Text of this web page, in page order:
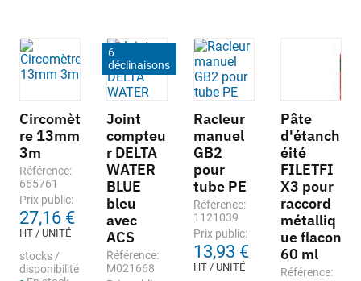
Circomèt
re 13mm
3m
Référence:
665761
Prix public:
27,16 €
HT / UNITÉ
stocks /
disponibilité
6
déclinaisons
Joint
compteu
r DELTA
WATER
BLUE
bleu
avec
ACS
Référence:
M021668
Racleur
manuel
GB2
pour
tube PE
Référence:
1121039
Prix public:
13,93 €
HT / UNITÉ
Pâte
d'étanch
éité
FILETFI
X3 pour
raccord
métalliq
ue flacon
60 ml
Référence: